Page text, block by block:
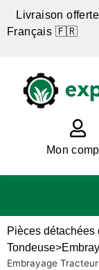
Livraison
Français 🇫🇷
Mon
Pièces détachées
Embrayage